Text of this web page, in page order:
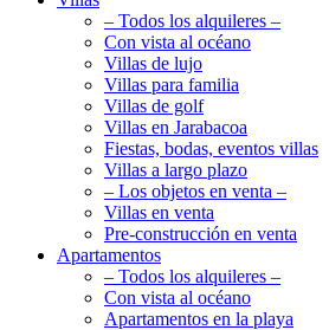
– Todos los alquileres –
Con vista al océano
Villas de lujo
Villas para familia
Villas de golf
Villas en Jarabacoa
Fiestas, bodas, eventos villas
Villas a largo plazo
– Los objetos en venta –
Villas en venta
Pre-construcción en venta
Apartamentos
– Todos los alquileres –
Con vista al océano
Apartamentos en la playa